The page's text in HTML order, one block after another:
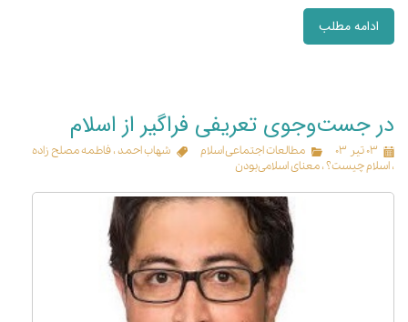
ادامه مطلب
در جست‌وجوی تعریفی فراگیر از اسلام
۰۳ تیر ۰۳ مطالعات اجتماعی اسلام شهاب احمد،فاطمه مصلح‌ زاده
،اسلام چیست؟،معنای اسلامی‌بودن